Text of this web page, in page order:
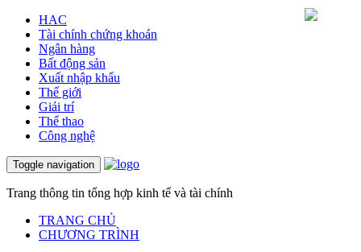
HAC
Tài chính chứng khoán
Ngân hàng
Bất động sản
Xuất nhập khẩu
Thế giới
Giải trí
Thể thao
Công nghệ
Toggle navigation
Trang thông tin tổng hợp kinh tế và tài chính
TRANG CHỦ
CHƯƠNG TRÌNH